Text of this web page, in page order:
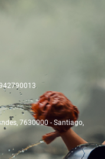
, 7630000 - Santiago,